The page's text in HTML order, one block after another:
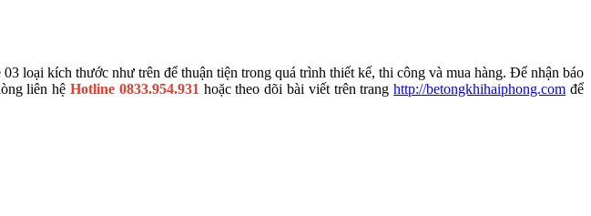
loại kích thước như trên để thuận tiện trong quá trình thiết kế, thi công và mua hàng. Để nhận báo
liên hệ Hotline 0833.954.931hoặc theo dõi bài viết trên tranghttp://betongkhihaiphong.com để